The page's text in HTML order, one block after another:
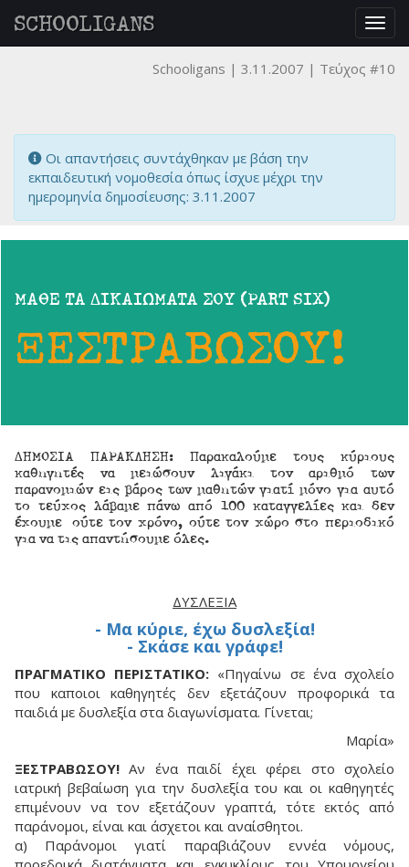
SCHOOLIGANS
Schooligans 3.11.2007 Τεύχος #10
Οι απαντήσεις συντάχθηκαν με βάση την
εκπαιδευτική νομοθεσία όπως ίσχυε μέχρι την
ημερομηνία δημοσίευσης: 3.11.2007
ΜΑΘΕ ΤΑ ΔΙΚΑΙΩΜΑΤΑ ΣΟΥ (PART SIX)
ΞΕΣΤΡΑΒΩΣΟΥ!
ΔΗΜΟΣΙΑ ΠΑΡΑΚΛΗΣΗ: Παρακαλούμε τους κύριους
καθηγητές να μειώσουν λιγάκι τον αριθμό των
παρανομιών εις βάρος των μαθητών γιατί μόνο για αυτό
το τεύχος λάβαμε πάνω από 100 καταγγελίες και δεν
έχουμε ούτε τον χρόνο, ούτε τον χώρο στο περιοδικό
για να τις απαντήσουμε όλες.
ΔΥΣΛΕΞΊΑ
- Μα κύριε, έχω δυσλεξία!
- Σκάσε και γράφε!
ΠΡΑΓΜΑΤΙΚΟ ΠΕΡΙΣΤΑΤΙΚΟ: «Πηγαίνω σε ένα σχολείο
που καποιοι καθηγητές δεν εξετάζουν προφορικά τα
παιδιά με δυσλεξία στα διαγωνίσματα. Γίνεται;
Μαρία»
ΞΕΣΤΡΑΒΩΣΟΥ! Αν ένα παιδί έχει φέρει στο σχολείο
ιατρική βεβαίωση για την δυσλεξία του και οι καθηγητές
επιμένουν να τον εξετάζουν γραπτά, τότε εκτός από
παράνομοι, είναι και άσχετοι και αναίσθητοι.
α) Παράνομοι γιατί παραβιάζουν εννέα νόμους,